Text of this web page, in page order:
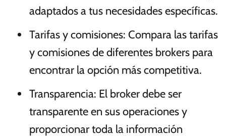
adaptados a tus necesidades específicas.
Tarifas y comisiones: Compara las tarifas
y comisiones de diferentes brokers para
encontrar la opción más competitiva.
Transparencia: El broker debe ser
transparente en sus operaciones y
proporcionar toda la información